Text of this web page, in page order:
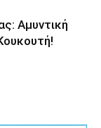
Αμυντική